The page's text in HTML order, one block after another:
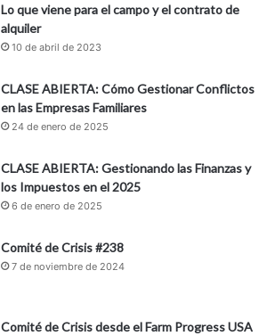
Lo que viene para el campo y el contrato de
alquiler
10 de abril de 2023
CLASE ABIERTA: Cómo Gestionar Conflictos
en las Empresas Familiares
24 de enero de 2025
CLASE ABIERTA: Gestionando las Finanzas y
los Impuestos en el 2025
6 de enero de 2025
Comité de Crisis #238
7 de noviembre de 2024
Comité de Crisis desde el Farm Progress USA